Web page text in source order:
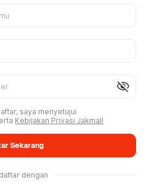
visibility_off
saya menyetujui
Kebijakan Privasi Jakmall
Sekarang
dengan